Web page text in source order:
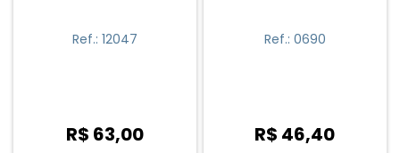
Ref.: 12047
R$ 63,00
Ref.: 0690
R$ 46,40